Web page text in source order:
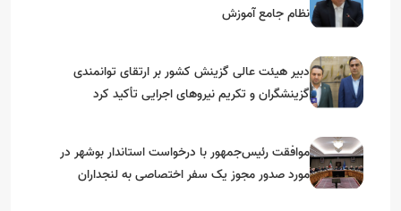
نظام جامع آموزش
دبیر هیئت عالی گزینش کشور بر ارتقای توانمندی
گزینشگران و تکریم نیروهای اجرایی تأکید کرد
موافقت رئیس‌جمهور با درخواست استاندار بوشهر در
مورد صدور مجوز یک سفر اختصاصی به لنجداران